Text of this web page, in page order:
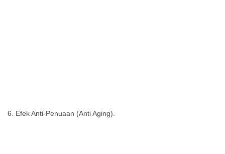
Efek Anti-Penuaan (Anti Aging).